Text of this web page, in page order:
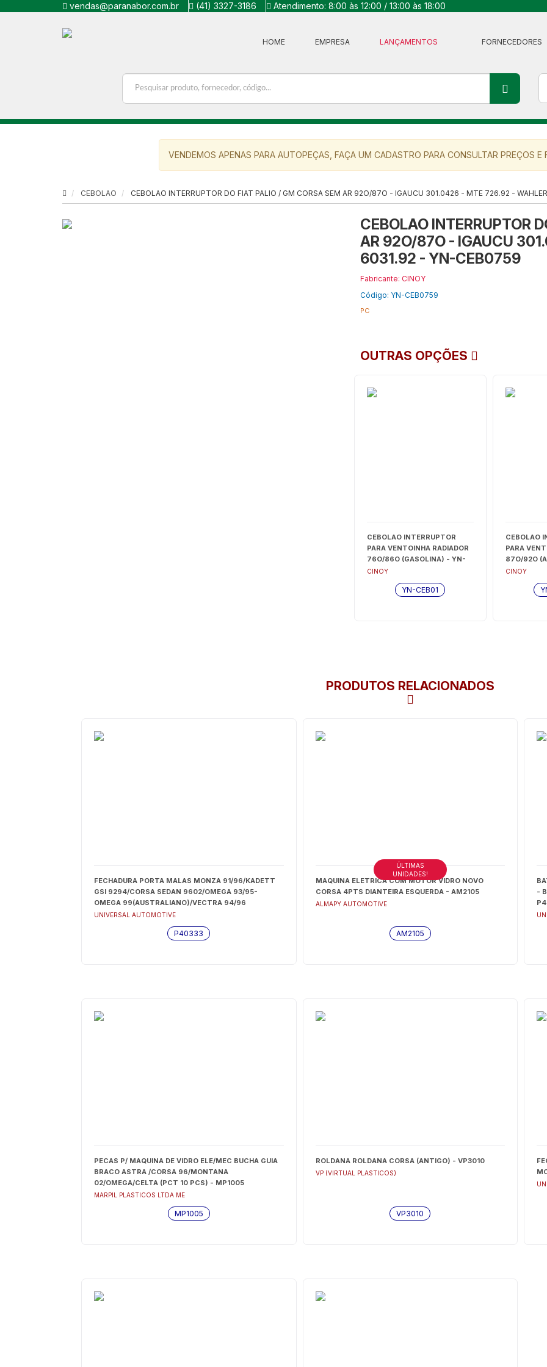
vendas@paranabor.com.br (41) 3327-3186 Atendimento: 8:00 às 12:00 / 13:00 às 18:00
HOME EMPRESA LANÇAMENTOS FORNECEDORES
VENDEMOS APENAS PARA AUTOPEÇAS, FAÇA UM CADASTRO PARA CONSULTAR PREÇOS E
CEBOLAO CEBOLAO INTERRUPTOR DO FIAT PALIO / GM CORSA SEM AR 92O/87O - IGAUCU 301.0426 - MTE 726.92 -
CEBOLAO INTERRUPTOR
AR 92O/87O - IGAUCU
6031.92 - YN-CEB0759
Fabricante: CINOY
Código: YN-CEB0759
PC
OUTRAS OPÇÕES
CEBOLAO INTERRUPTOR
PARA VENTOINHA RADIADOR
76O/86O (GASOLINA) - YN-
CEB01
CINOY
YN-CEB01
CEBOLAO
PARA
87O/92O
CEB02
CINOY
PRODUTOS RELACIONADOS
FECHADURA PORTA MALAS MONZA 91/96/KADETT
GSI 9294/CORSA SEDAN 9602/OMEGA 93/95-
OMEGA 99(AUSTRALIANO)/VECTRA 94/96
(INTERNA) - P40333
UNIVERSAL AUTOMOTIVE
P40333
MAQUINA ELETRICA COM MOTOR VIDRO NOVO
CORSA 4PTS DIANTEIRA ESQUERDA - AM2105
ALMAPY AUTOMOTIVE
ÚLTIMAS
UNIDADES!
AM2105
-
PECAS P/ MAQUINA DE VIDRO ELE/MEC BUCHA GUIA
BRACO ASTRA /CORSA 96/MONTANA
02/OMEGA/CELTA (PCT 10 PCS) - MP1005
MARPIL PLASTICOS LTDA ME
MP1005
ROLDANA ROLDANA CORSA (ANTIGO) - VP3010
VP (VIRTUAL PLASTICOS)
VP3010